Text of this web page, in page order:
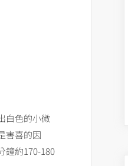
白色的小微
害喜的因
鐘約170-180